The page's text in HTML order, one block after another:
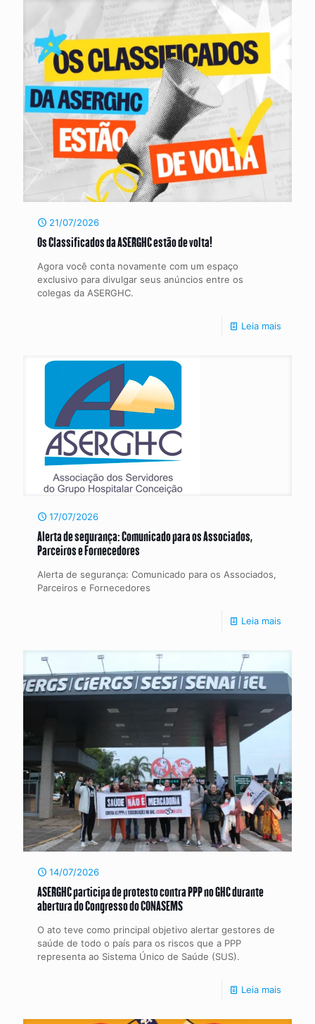
21/07/2026
Os Classificados da ASERGHC estão de volta!
Agora você conta novamente com um espaço
exclusivo para divulgar seus anúncios entre os
colegas da ASERGHC.
Leia mais
17/07/2026
Alerta de segurança: Comunicado para os Associados,
Parceiros e Fornecedores
Alerta de segurança: Comunicado para os Associados,
Parceiros e Fornecedores
Leia mais
14/07/2026
ASERGHC participa de protesto contra PPP no GHC durante
abertura do Congresso do CONASEMS
O ato teve como principal objetivo alertar gestores de
saúde de todo o país para os riscos que a PPP
representa ao Sistema Único de Saúde (SUS).
Leia mais